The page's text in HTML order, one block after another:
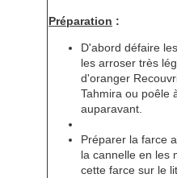
Préparation :
D'abord défaire
les arroser très
d'oranger
Tahmira ou poêle
auparavant.
Préparer la farce
la cannelle en les
cette farce sur le